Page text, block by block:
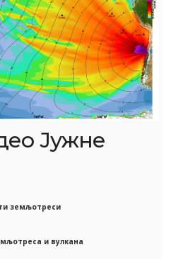
Јужне
земљотреси
и вулкана